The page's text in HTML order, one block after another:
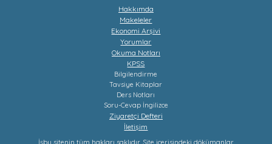
Hakkımda
Makeleler
Ekonomi Arşivi
Yorumlar
Okuma Notları
KPSS
Bilgilendirme
Tavsiye Kitaplar
Ders Notları
Soru-Cevap İngilizce
Ziyaretçi Defteri
İletişim
İşbu sitenin tüm hakları saklıdır. Site içerisindeki dökümanlar